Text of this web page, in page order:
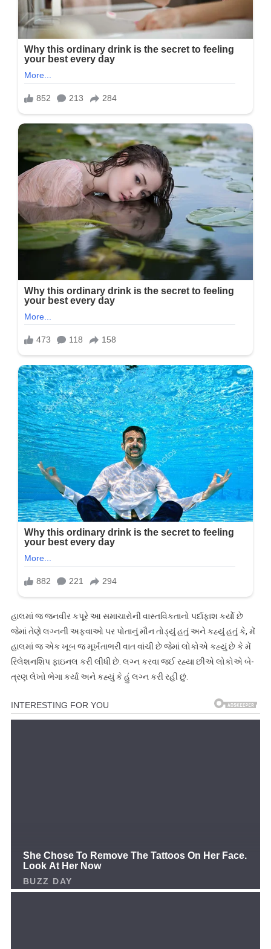
હાલમાં જ જનવીર કપૂરે આ સમાચારોની વાસ્તવિકતાનો પર્દાફાશ કર્યો છે
જેમાં તેણે લગ્નની અફવાઓ પર પોતાનું મૌન તોડ્યું હતું અને કહ્યું હતું કે, મેં
હાલમાં જ એક ખૂબ જ મૂર્ખતાભરી વાત વાંચી છે જેમાં લોકોએ કહ્યું છે કે મેં
રિલેશનશિપ ફાઇનલ કરી લીધી છે. લગ્ન કરવા જઈ રહ્યા છીએ લોકોએ બે-
ત્રણ લેખો ભેગા કર્યા અને કહ્યું કે હું લગ્ન કરી રહી છું.